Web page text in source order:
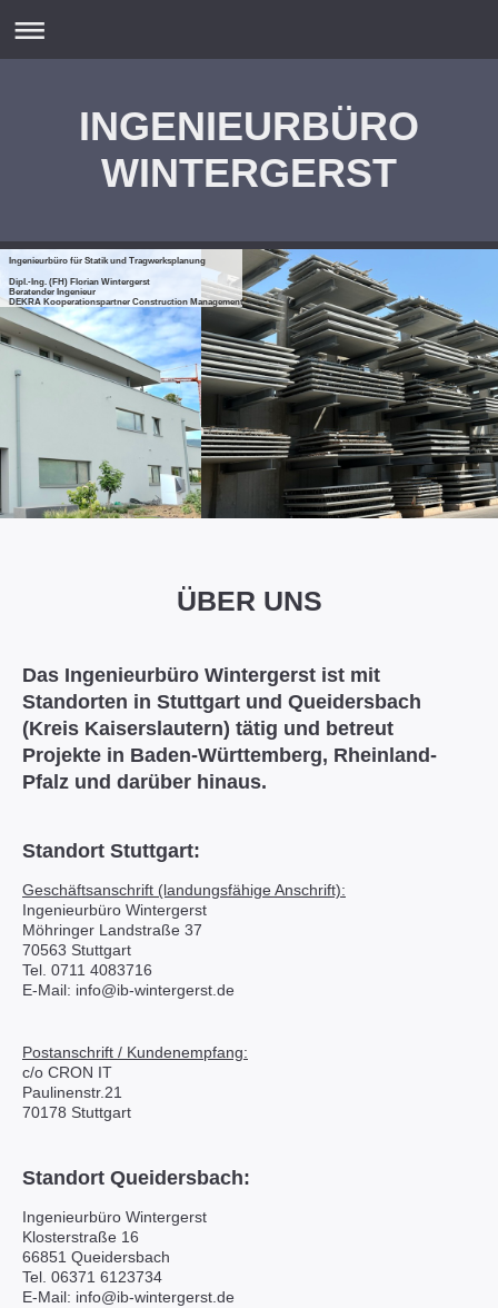
INGENIEURBÜRO
WINTERGERST
Ingenieurbüro für Statik und Tragwerksplanung
Dipl.-Ing. (FH) Florian Wintergerst
Beratender Ingenieur
DEKRA Kooperationspartner Construction Management
ÜBER UNS
Das Ingenieurbüro Wintergerst ist mit
Standorten in Stuttgart und Queidersbach
(Kreis Kaiserslautern) tätig und betreut
Projekte in Baden-Württemberg, Rheinland-
Pfalz und darüber hinaus.
Standort Stuttgart:
Geschäftsanschrift (landungsfähige Anschrift):
Ingenieurbüro Wintergerst
Möhringer Landstraße 37
70563 Stuttgart
Tel. 0711 4083716
E-Mail: info@ib-wintergerst.de
Postanschrift / Kundenempfang:
c/o CRON IT
Paulinenstr.21
70178 Stuttgart
Standort Queidersbach:
Ingenieurbüro Wintergerst
Klosterstraße 16
66851 Queidersbach
Tel. 06371 6123734
E-Mail: info@ib-wintergerst.de